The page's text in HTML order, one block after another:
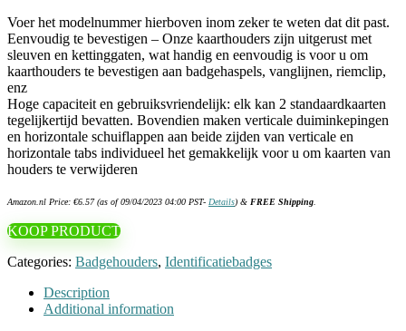
Voer het modelnummer hierboven inom zeker te weten dat dit past.
Eenvoudig te bevestigen – Onze kaarthouders zijn uitgerust met
sleuven en kettinggaten, wat handig en eenvoudig is voor u om
kaarthouders te bevestigen aan badgehaspels, vanglijnen, riemclip,
enz
Hoge capaciteit en gebruiksvriendelijk: elk kan 2 standaardkaarten
tegelijkertijd bevatten. Bovendien maken verticale duiminkepingen
en horizontale schuiflappen aan beide zijden van verticale en
horizontale tabs individueel het gemakkelijk voor u om kaarten van
houders te verwijderen
Amazon.nl Price: €6.57(as of 09/04/2023 04:00 PST- Details) & FREE Shipping
KOOP PRODUCT
Categories: Badgehouders, Identificatiebadges
Description
Additional information